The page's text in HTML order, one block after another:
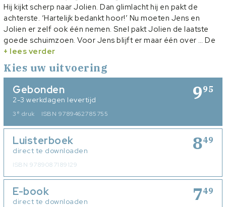
Hij kijkt scherp naar Jolien. Dan glimlacht hij en pakt de
achterste. ‘Hartelijk bedankt hoor!’ Nu moeten Jens en
Jolien er zelf ook één nemen. Snel pakt Jolien de laatste
goede schuimzoen. Voor Jens blijft er maar één over … De
meester lacht. ‘Om met mij een mop uit te halen, moet je
vroeger opstaan!’ Jens en Jolien zijn een vrolijk stel. Ze
halen niet alleen graag een grap uit, maar gaan ook op zoek
naar een man voor hun tante Sandra. Dat ‘PlanManSan’ loopt
iets anders dan ze zelf gedacht hadden. Intussen is Jolien
druk bezig met het voorbereiden van haar spreekbeurt. Die
gaat over … 1 april! Een vlot geschreven, humoristisch verhaal
waarin je ook leert waar de traditie van grapjesdag op 1 april
vandaan komt.
+ lees verder
Kies uw uitvoering
995
Gebonden
2-3 werkdagen levertijd
3 e druk ISBN 9789462785755
849
Luisterboek
direct te downloaden
ISBN 9789087189129
749
E-book
direct te downloaden